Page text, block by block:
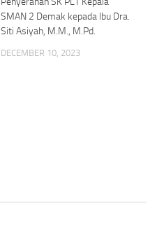
SMAN 2 Demak kepada Ibu Dra.
Siti Asiyah, M.M., M.Pd.
DECEMBER 10, 2023